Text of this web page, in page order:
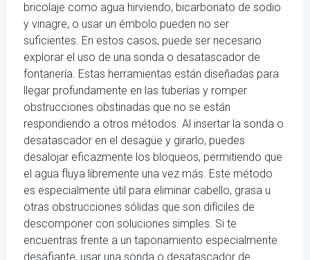
bricolaje como agua hirviendo, bicarbonato de sodio
y vinagre, o usar un émbolo pueden no ser
suficientes. En estos casos, puede ser necesario
explorar el uso de una sonda o desatascador de
fontanería. Estas herramientas están diseñadas para
llegar profundamente en las tuberías y romper
obstrucciones obstinadas que no se están
respondiendo a otros métodos. Al insertar la sonda o
desatascador en el desagüe y girarlo, puedes
desalojar eficazmente los bloqueos, permitiendo que
el agua fluya libremente una vez más. Este método
es especialmente útil para eliminar cabello, grasa u
otras obstrucciones sólidas que son difíciles de
descomponer con soluciones simples. Si te
encuentras frente a un taponamiento especialmente
desafiante, usar una sonda o desatascador de